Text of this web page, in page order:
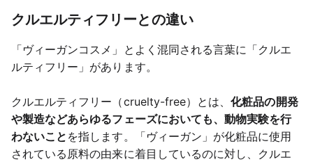
クルエルティフリーとの違い
「ヴィーガンコスメ」とよく混同される言葉に「クルエ
ルティフリー」があります。
クルエルティフリー（cruelty-free）とは、化粧品の開発
や製造などあらゆるフェーズにおいても、動物実験を行
わないこと を指します。「ヴィーガン」が化粧品に使用
されている原料の由来に着目しているのに対し、クルエ